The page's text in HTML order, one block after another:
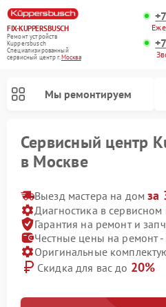
FIX-KUPPERSBUSCH
Ремонт устройств
Kuppersbusch
Специализированный
cервисный центр г.Москва
Мы ремонтируем
Сервисный центр
в Москве
Выезд мастера на домза
Диагностика в сервисном
Гарантия на ремонт и
Честные цены на ремонт
Оригинальные
Скидка для вас до 20%